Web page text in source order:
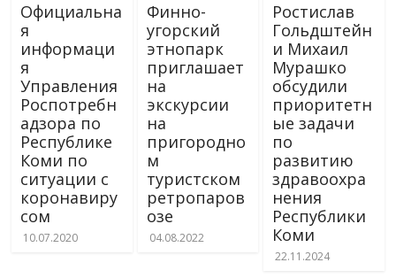
Официальна
я
информаци
я
Управления
Роспотребн
адзора по
Республике
Коми по
ситуации с
коронавиру
сом
10.07.2020
Финно-
угорский
этнопарк
приглашает
на
экскурсии
на
пригородно
м
туристском
ретропаров
озе
04.08.2022
Ростислав
Гольдштейн
и Михаил
Мурашко
обсудили
приоритетн
ые задачи
по
развитию
здравоохра
нения
Республики
Коми
22.11.2024